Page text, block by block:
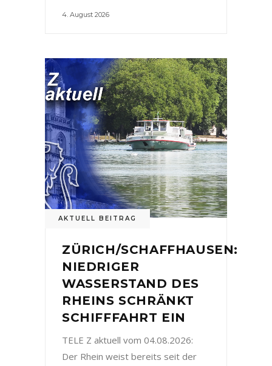
4. August 2026
AKTUELL BEITRAG
ZÜRICH/SCHAFFHAUSEN:
NIEDRIGER
WASSERSTAND DES
RHEINS SCHRÄNKT
SCHIFFFAHRT EIN
TELE Z aktuell vom 04.08.2026:
Der Rhein weist bereits seit der